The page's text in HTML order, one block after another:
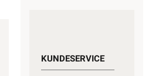
KUNDESERVICE